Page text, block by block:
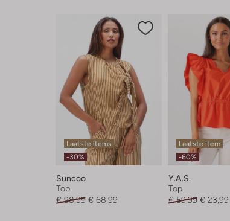
Laatste items
-30%
Suncoo
Top
€ 98,99 € 68,99
Laatste item
-60%
Y.a.s.
Top
€ 59,99 € 23,99